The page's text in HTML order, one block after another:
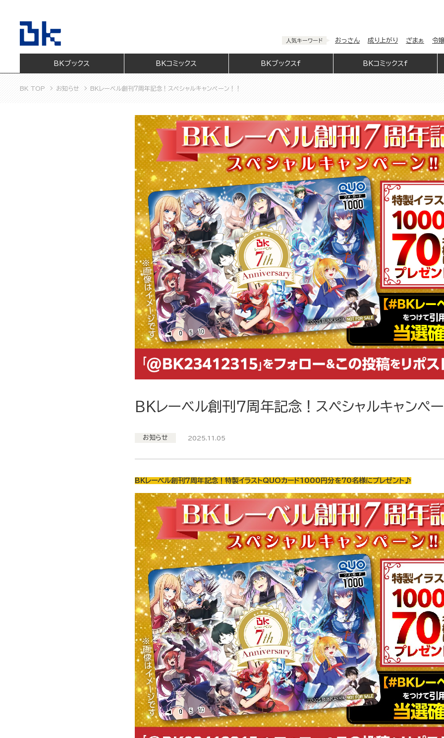
人気キーワード おっさん 成り上がり ざまぁ 令
BKブックス BKコミックス BKブックスf BKコミックスf
BK TOP お知らせ BKレーベル創刊７周年記念！スペシャルキャンペーン！！
BKレーベル創刊７周年記念！スペシャルキャンペ
お知らせ 2025.11.05
BKレーベル創刊７周年記念！特製イラストQUOカード1000円分を70名様にプレゼント♪